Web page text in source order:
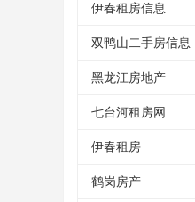
伊春租房信息
双鸭山二手房信息
黑龙江房地产
七台河租房网
伊春租房
鹤岗房产